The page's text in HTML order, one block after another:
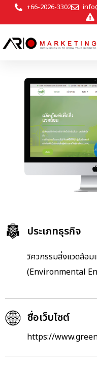
+66-2026-3302
ประเภทธุรกิจ
วิศวกรรมสิ่งแวดล้อม
(Environmental
ชื่อเว็บไซต์
https://